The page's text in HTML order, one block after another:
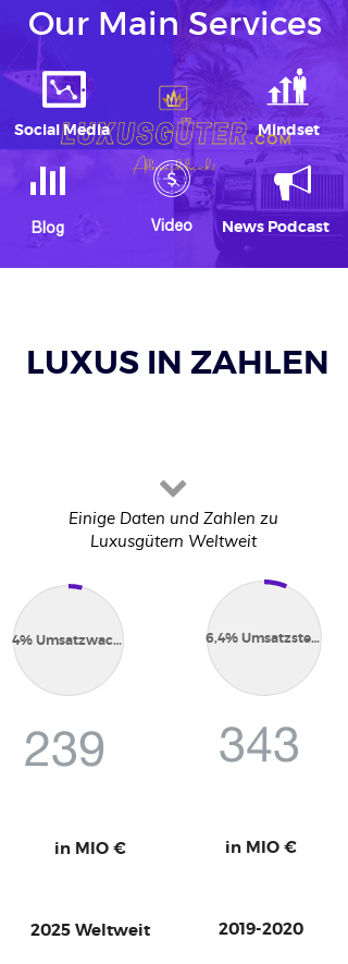
Social Media
Blog
Our Main Services
Video News Podcast
Mindset
6,4% Umsatzsteigerung p.a.
4% Umsatzwachstum p.a.
239 343
Einige Daten und Zahlen zu
Luxusgütern Weltweit
in MIO €
2025 Weltweit
in MIO €
2019-2020
LUXUS IN ZAHLEN